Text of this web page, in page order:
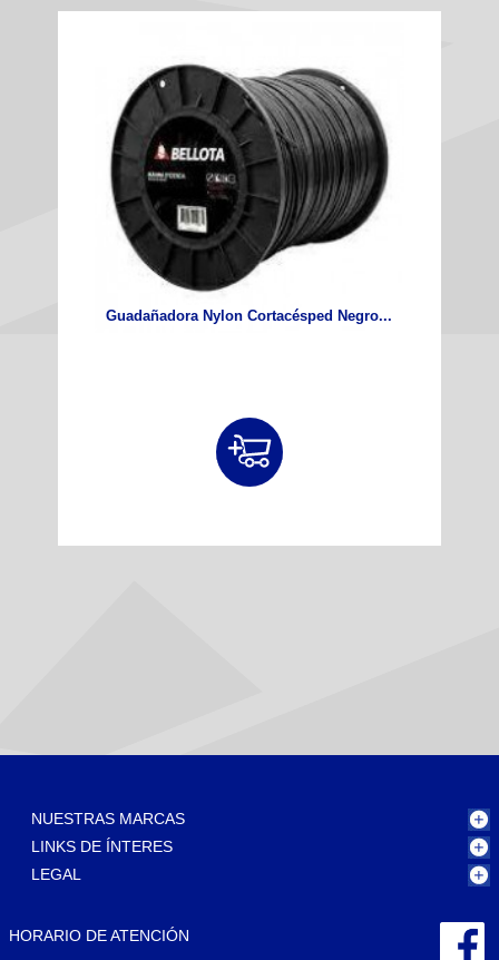
Guadañadora Nylon Cortacésped Negro...
NUESTRAS MARCAS
LINKS DE ÍNTERES
LEGAL
HORARIO DE ATENCIÓN